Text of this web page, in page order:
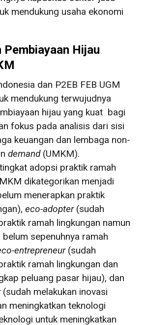
mendukung usaha ekonomi
Pembiayaan Hijau
dan P2EB FEB UGM
mendukung terwujudnya
hijau yang kuat bagi
fokus pada analisis dari sisi
keuangan dan lembaga non-
demand(UMKM).
adopsi praktik ramah
dikategorikan menjadi
menerapkan praktik
eco-adopter (sudah
ramah lingkungan namun
sepenuhnya ramah
entrepreneur (sudah
ramah lingkungan dan
peluang pasar hijau), dan
(sudah melakukan inovasi
meningkatkan teknologi
untuk meningkatkan